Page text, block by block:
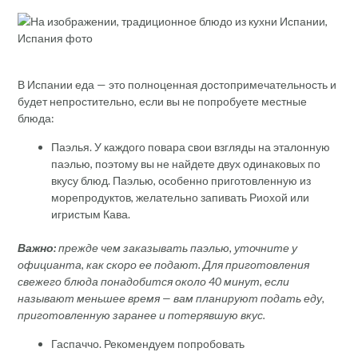
В Испании еда — это полноценная достопримечательность и
будет непростительно, если вы не попробуете местные
блюда:
Паэлья. У каждого повара свои взгляды на эталонную
паэлью, поэтому вы не найдете двух одинаковых по
вкусу блюд. Паэлью, особенно приготовленную из
морепродуктов, желательно запивать Риохой или
игристым Кава.
Важно:прежде чем заказывать паэлью, уточните у
официанта, как скоро ее подают. Для приготовления
свежего блюда понадобится около 40 минут, если
называют меньшее время — вам планируют подать еду,
приготовленную заранее и потерявшую вкус.
Гаспаччо. Рекомендуем попробовать